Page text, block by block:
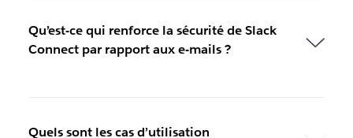
Qu’est-ce qui renforce la sécurité de Slack
Connect par rapport aux e-mails ?
Quels sont les cas d’utilisation